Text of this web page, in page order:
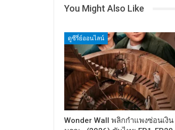
You Might Also Like
ดูซีรี่ย์ออนไลน์
Wonder Wall พลิกกำแพงซ่อนเงิน